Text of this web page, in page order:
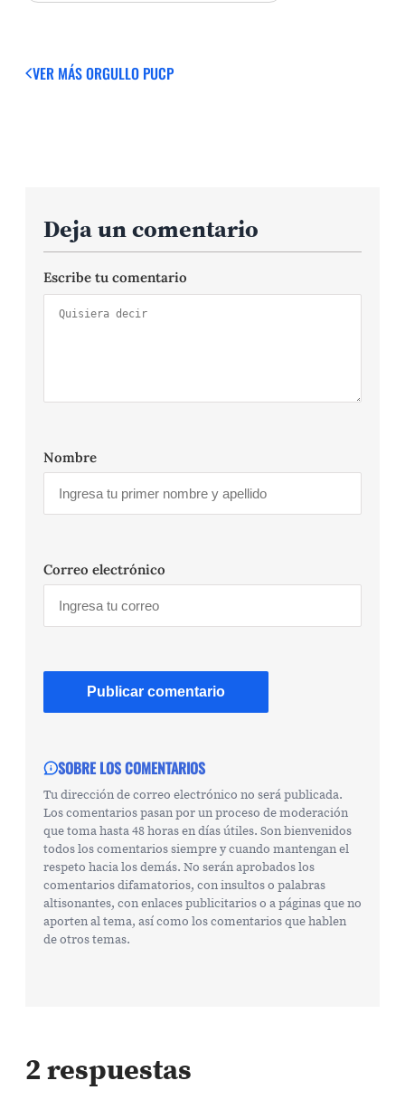
VER MÁSORGULLO PUCP
Deja un comentario
Escribe tu comentario
Nombre
Correo electrónico
SOBRE LOS COMENTARIOS
Tu dirección de correo electrónico no será publicada.
Los comentarios pasan por un proceso de moderación
que toma hasta 48 horas en días útiles. Son bienvenidos
todos los comentarios siempre y cuando mantengan el
respeto hacia los demás. No serán aprobados los
comentarios difamatorios, con insultos o palabras
altisonantes, con enlaces publicitarios o a páginas que no
aporten al tema, así como los comentarios que hablen
de otros temas.
2 respuestas